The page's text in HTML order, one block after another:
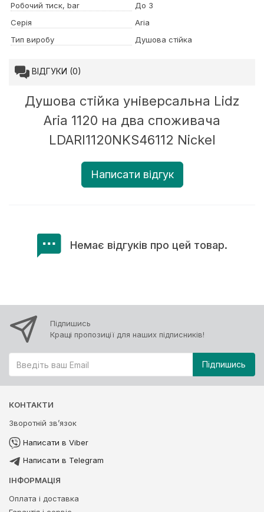
Робочий тиск, bar
До 3
Серія
Aria
Тип виробу
Душова стійка
ВІДГУКИ (0)
Душова стійка універсальна Lidz
Aria 1120 на два споживача
LDARI1120NKS46112 Nickel
Написати відгук
Немає відгуків про цей товар.
Підпишись
Кращі пропозиції для наших підписників!
КОНТАКТИ
Зворотній зв’язок
Написати в Viber
Написати в Telegram
ІНФОРМАЦІЯ
Оплата і доставка